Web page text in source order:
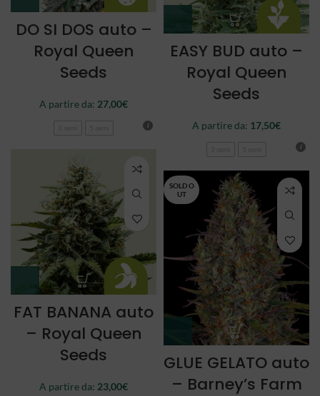
DO SI DOS auto –
Royal Queen
Seeds
A partire da: 27,00€
EASY BUD auto –
Royal Queen
Seeds
A partire da: 17,50€
FAT BANANA auto
– Royal Queen
Seeds
A partire da: 23,00€
SOLD O
UT
GLUE GELATO auto
– Barney’s Farm